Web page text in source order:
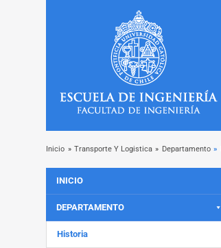
Inicio » Transporte Y Logistica » Departamento »
INICIO
DEPARTAMENTO
Historia